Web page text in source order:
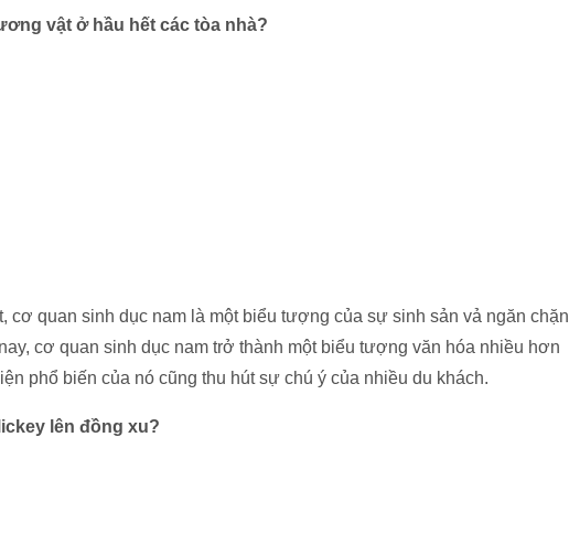
vật ở hầu hết các tòa nhà?
cơ quan sinh dục nam là một biểu tượng của sự sinh sản vả ngăn chặn
cơ quan sinh dục nam trở thành một biểu tượng văn hóa nhiều hơn
phổ biến của nó cũng thu hút sự chú ý của nhiều du khách.
lên đồng xu?